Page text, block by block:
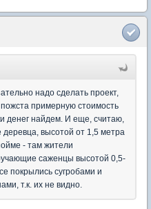
надо сделать проект,
пожста примерную стоимость
денег найдем. И еще, считаю,
высотой от 1,5 метра
- там жители
саженцы высотой 0,5-
покрылись сугробами и
т.к. их не видно.